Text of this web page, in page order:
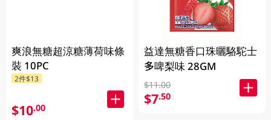
爽浪無糖超涼糖薄荷味條
裝 10PC
2件$13
$10.00
益達無糖香口珠曬駱駝士
多啤梨味 28GM
$11.00
$7.50